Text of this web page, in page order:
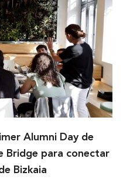
Alumni Day de
Bridge para conectar
Bizkaia